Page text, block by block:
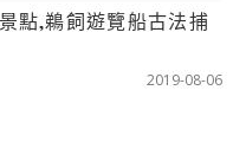
點,鵜飼遊覽船古法捕
2019-08-06